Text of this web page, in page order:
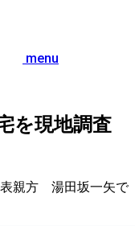
menu
を現地調査
表親方 湯田坂一矢で